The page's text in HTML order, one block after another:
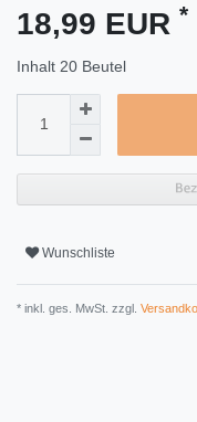
18,99 EUR *
Inhalt 20 Beutel
Wunschliste
* inkl. ges. MwSt. zzgl.